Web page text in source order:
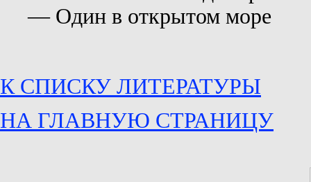
— Один в открытом море
К СПИСКУ ЛИТЕРАТУРЫ
НА ГЛАВНУЮ СТРАНИЦУ